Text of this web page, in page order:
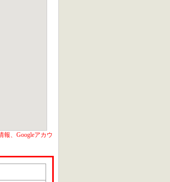
報、Googleアカウ